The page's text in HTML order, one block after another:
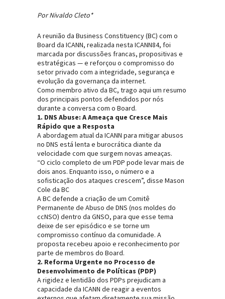
Por Nivaldo Cleto*
A reunião da Business Constituency (BC) com o
Board da ICANN, realizada nesta ICANN84, foi
marcada por discussões francas, propositivas e
estratégicas — e reforçou o compromisso do
setor privado com a integridade, segurança e
evolução da governança da internet.
Como membro ativo da BC, trago aqui um resumo
dos principais pontos defendidos por nós
durante a conversa com o Board.
1. DNS Abuse: A Ameaça que Cresce Mais
Rápido que a Resposta
A abordagem atual da ICANN para mitigar abusos
no DNS está lenta e burocrática diante da
velocidade com que surgem novas ameaças.
“O ciclo completo de um PDP pode levar mais de
dois anos. Enquanto isso, o número e a
sofisticação dos ataques crescem”, disse Mason
Cole da BC
A BC defende a criação de um Comitê
Permanente de Abuso de DNS (nos moldes do
ccNSO) dentro da GNSO, para que esse tema
deixe de ser episódico e se torne um
compromisso contínuo da comunidade. A
proposta recebeu apoio e reconhecimento por
parte de membros do Board.
2. Reforma Urgente no Processo de
Desenvolvimento de Políticas (PDP)
A rigidez e lentidão dos PDPs prejudicam a
capacidade da ICANN de reagir a eventos